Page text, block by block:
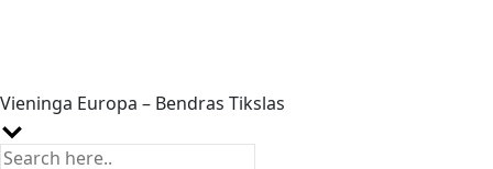
Vieninga Europa – Bendras Tikslas